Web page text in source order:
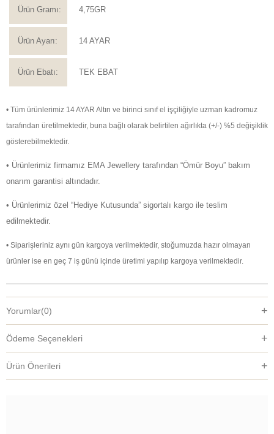
Ürün Gramı: 4,75GR
Ürün Ayarı: 14 AYAR
Ürün Ebatı: TEK EBAT
• Tüm ürünlerimiz 14 AYAR Altın ve birinci sınıf el işçiliğiyle uzman kadromuz
tarafından üretilmektedir, buna bağlı olarak belirtilen ağırlıkta (+/-) %5 değişiklik
gösterebilmektedir.
• Ürünlerimiz firmamız EMA Jewellery tarafından “Ömür Boyu” bakım
onarım garantisi altındadır.
• Ürünlerimiz özel “Hediye Kutusunda” sigortalı kargo ile teslim
edilmektedir.
• Siparişleriniz aynı gün kargoya verilmektedir, stoğumuzda hazır olmayan
ürünler ise en geç 7 iş günü içinde üretimi yapılıp kargoya verilmektedir.
Yorumlar(0)
Ödeme Seçenekleri
Ürün Önerileri